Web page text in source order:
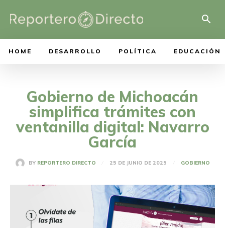
HOME DESARROLLO POLÍTICA EDUCACIÓN
Gobierno de Michoacán
simplifica trámites con
ventanilla digital: Navarro
García
BY REPORTERO DIRECTO 25 DE JUNIO DE 2025 GOBIERNO